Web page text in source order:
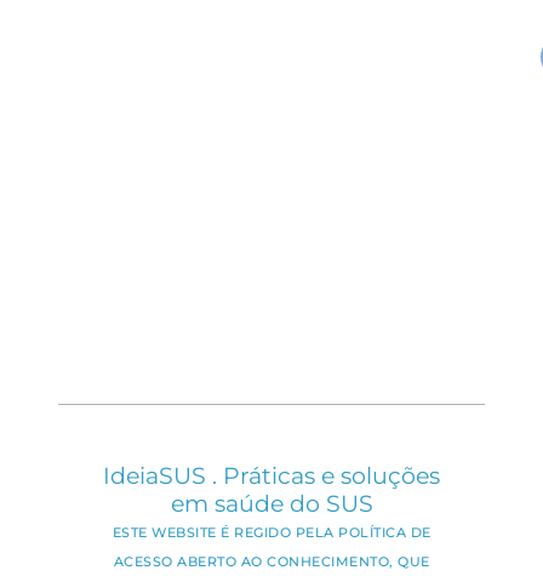
IdeiaSUS . Práticas e soluções
em saúde do SUS
ESTE WEBSITE É REGIDO PELA POLÍTICA DE
ACESSO ABERTO AO CONHECIMENTO, QUE